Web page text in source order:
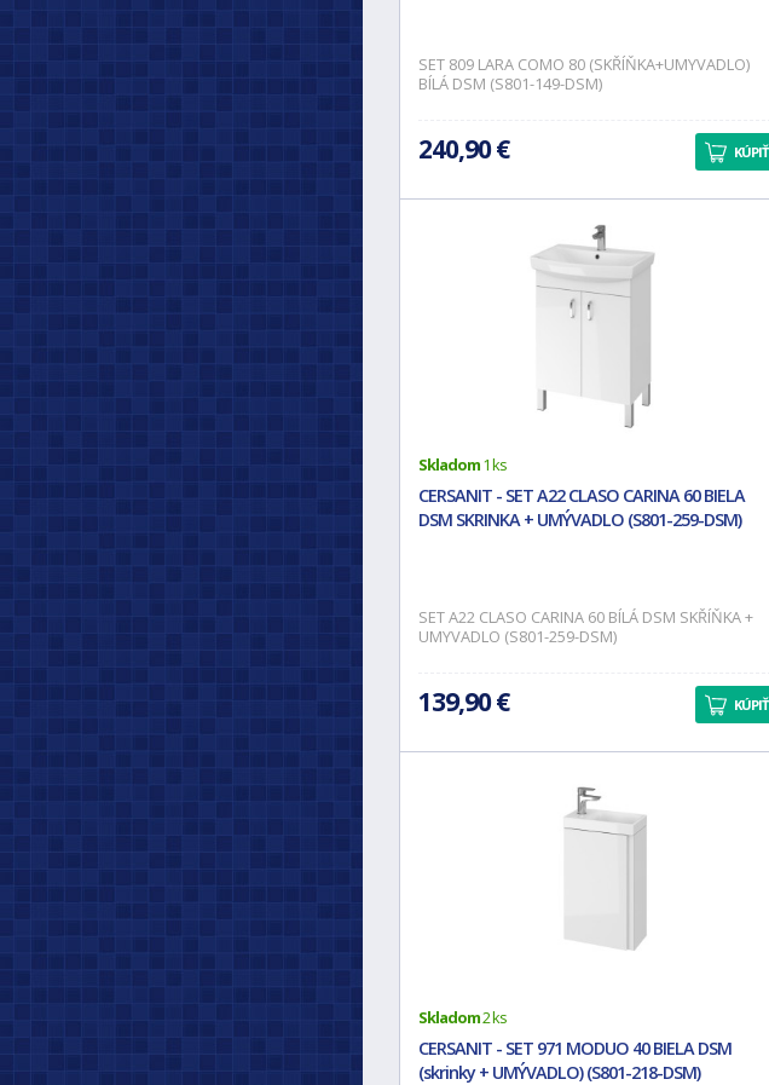
SET 809 LARA COMO 80 (SKŘÍŇKA+UMYVADLO)
BÍLÁ DSM (S801-149-DSM)
240,90 € KÚPIŤ
Skladom1 ks
CERSANIT - SET A22 CLASO CARINA 60 BIELA
DSM SKRINKA + UMÝVADLO (S801-259-DSM)
SET A22 CLASO CARINA 60 BÍLÁ DSM SKŘÍŇKA +
UMYVADLO (S801-259-DSM)
139,90 € KÚPIŤ
Skladom2 ks
CERSANIT - SET 971 MODUO 40 BIELA DSM
(skrinky + UMÝVADLO) (S801-218-DSM)